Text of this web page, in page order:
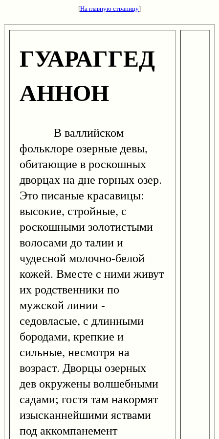
[На главную страницу]
ГУАРАГГЕД
АННОН
В валлийском
фольклоре озерные девы,
обитающие в роскошных
дворцах на дне горных озер.
Это писаные красавицы:
высокие, стройные, с
роскошными золотистыми
волосами до талии и
чудесной молочно-белой
кожей. Вместе с ними живут
их родственники по
мужской линии -
седовласые, с длинными
бородами, крепкие и
сильные, несмотря на
возраст. Дворцы озерных
дев окружены волшебными
садами; гостя там накормят
изысканнейшими яствами
под аккомпанемент